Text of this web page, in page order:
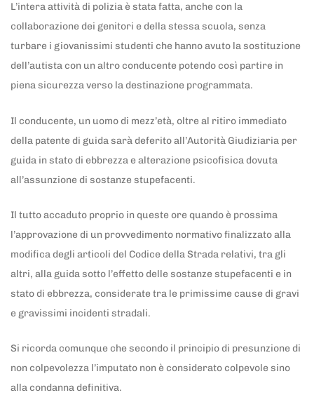
L’intera attività di polizia è stata fatta, anche con la
collaborazione dei genitori e della stessa scuola, senza
turbare i giovanissimi studenti che hanno avuto la sostituzione
dell’autista con un altro conducente potendo così partire in
piena sicurezza verso la destinazione programmata.
Il conducente, un uomo di mezz’età, oltre al ritiro immediato
della patente di guida sarà deferito all’Autorità Giudiziaria per
guida in stato di ebbrezza e alterazione psicofisica dovuta
all’assunzione di sostanze stupefacenti.
Il tutto accaduto proprio in queste ore quando è prossima
l’approvazione di un provvedimento normativo finalizzato alla
modifica degli articoli del Codice della Strada relativi, tra gli
altri, alla guida sotto l’effetto delle sostanze stupefacenti e in
stato di ebbrezza, considerate tra le primissime cause di gravi
e gravissimi incidenti stradali.
Si ricorda comunque che secondo il principio di presunzione di
non colpevolezza l’imputato non è considerato colpevole sino
alla condanna definitiva.